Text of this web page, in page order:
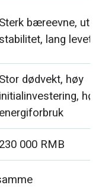
Sterk bæreevne,
stabilitet, lang levetid
Stor dødvekt, høy
initialinvestering,
energiforbruk
230 000 RMB